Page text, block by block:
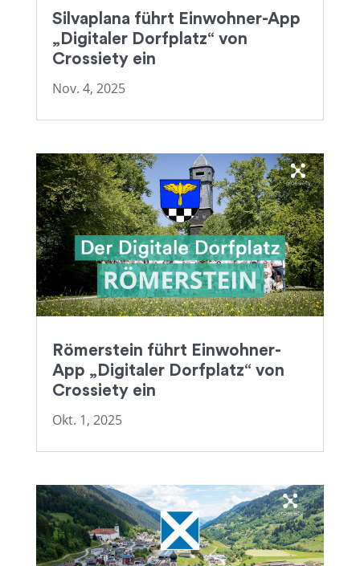
Silvaplana führt Einwohner-App
„Digitaler Dorfplatz“ von
Crossiety ein
Nov. 4, 2025
Römerstein führt Einwohner-
App „Digitaler Dorfplatz“ von
Crossiety ein
Okt. 1, 2025